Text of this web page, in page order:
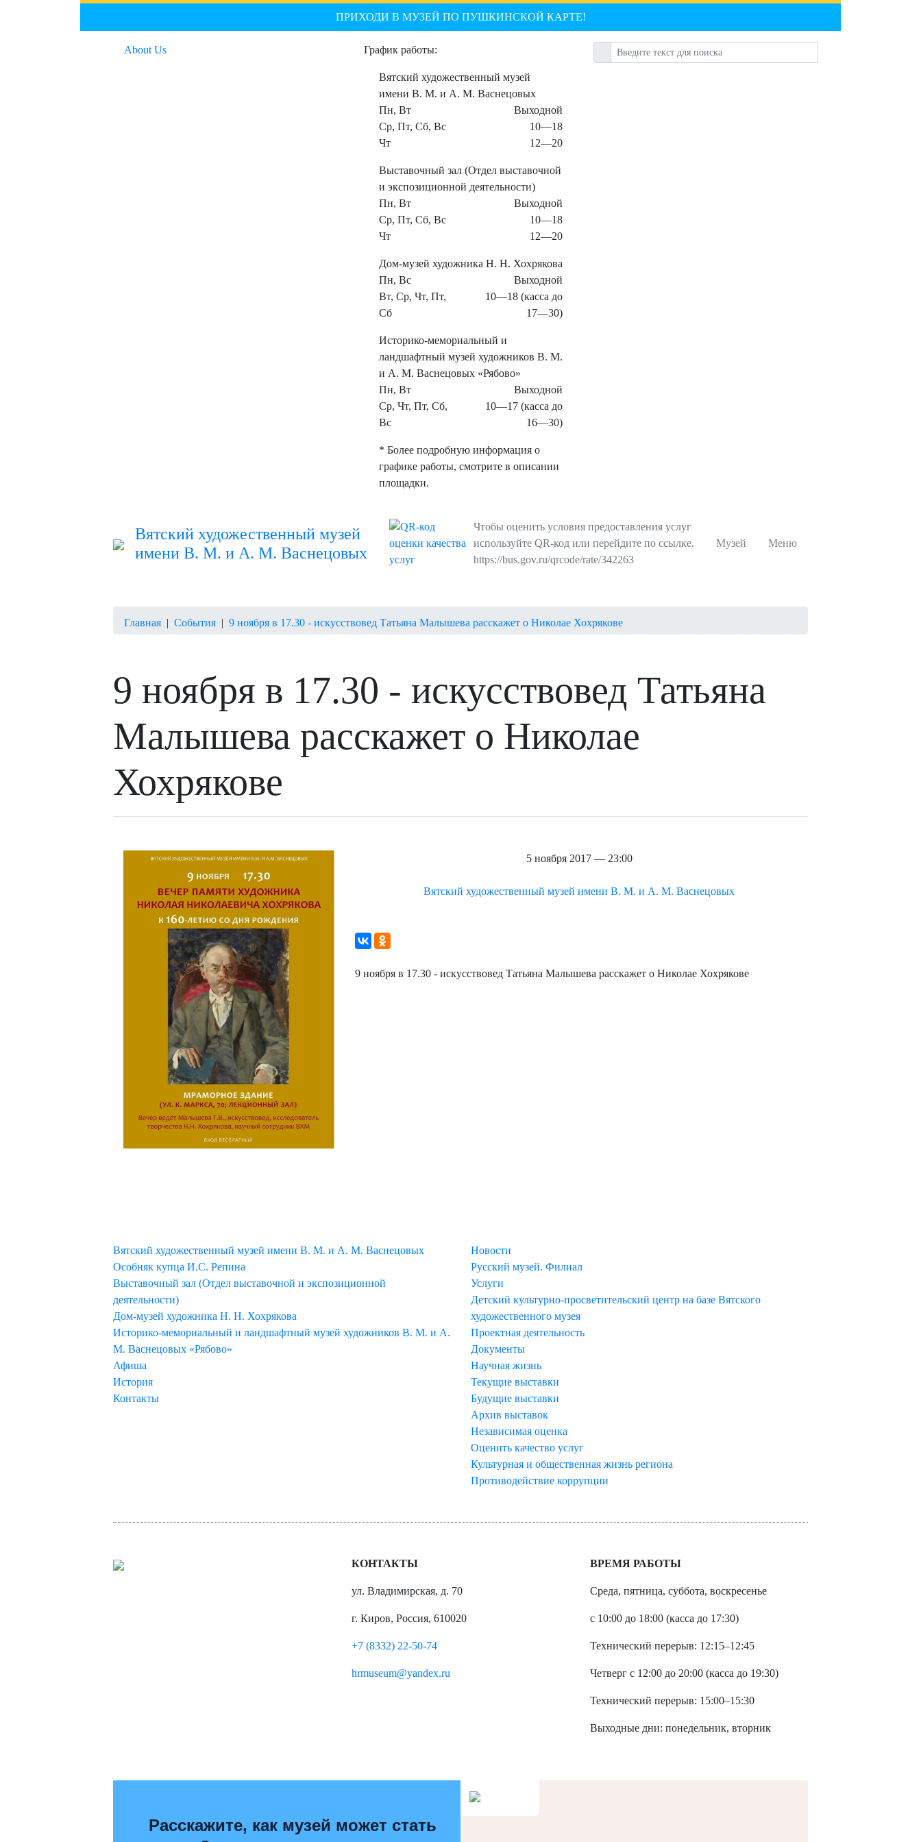
ПРИХОДИ В МУЗЕЙ ПО ПУШКИНСКОЙ КАРТЕ!
About Us График работы:
Вятский художественный музей
имени В. М. и А. М. Васнецовых
Пн, Вт
Ср, Пт, Сб, Вс
Чт
Выходной
10—18
12—20
Выставочный зал (Отдел выставочной
и экспозиционной деятельности)
Пн, Вт
Ср, Пт, Сб, Вс
Чт
Выходной
10—18
12—20
Дом-музей художника Н. Н. Хохрякова
Пн, Вс
Вт, Ср, Чт, Пт,
Сб
Выходной
10—18 (касса до
17—30)
Историко-мемориальный и
ландшафтный музей художников В. М.
и А. М. Васнецовых «Рябово»
Пн, Вт
Ср, Чт, Пт, Сб,
Вс
Выходной
10—17 (касса до
16—30)
* Более подробную информация о
графике работы, смотрите в описании
площадки.
Вятский художественный музей
имени В. М. и А. М. Васнецовых
Чтобы оценить условия предоставления услуг
используйте QR-код или перейдите по ссылке.
https://bus.gov.ru/qrcode/rate/342263
Музей Меню
Главная | События | 9 ноября в 17.30 - искусствовед Татьяна Малышева расскажет о Николае Хохрякове
9 ноября в 17.30 - искусствовед Татьяна
Малышева расскажет о Николае
Хохрякове
5 ноября 2017 — 23:00
Вятский художественный музей имени В. М. и А. М. Васнецовых
9 ноября в 17.30 - искусствовед Татьяна Малышева расскажет о Николае Хохрякове
Вятский художественный музей имени В. М. и А. М. Васнецовых
Особняк купца И.С. Репина
Выставочный зал (Отдел выставочной и экспозиционной
деятельности)
Дом-музей художника Н. Н. Хохрякова
Историко-мемориальный и ландшафтный музей художников В. М. и А.
М. Васнецовых «Рябово»
Афиша
История
Контакты
Новости
Русский музей. Филиал
Услуги
Детский культурно-просветительский центр на базе Вятского
художественного музея
Проектная деятельность
Документы
Научная жизнь
Текущие выставки
Будущие выставки
Архив выставок
Независимая оценка
Оценить качество услуг
Культурная и общественная жизнь региона
Противодействие коррупции
КОНТАКТЫ
ул. Владимирская, д. 70
г. Киров, Россия, 610020
+7 (8332) 22-50-74
hrmuseum@yandex.ru
ВРЕМЯ РАБОТЫ
Среда, пятница, суббота, воскресенье
с 10:00 до 18:00 (касса до 17:30)
Технический перерыв: 12:15–12:45
Четверг с 12:00 до 20:00 (касса до 19:30)
Технический перерыв: 15:00–15:30
Выходные дни: понедельник, вторник
Расскажите, как музей может стать